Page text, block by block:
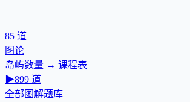
85 道
图论
岛屿数量 → 课程表
▶899 道
全部图解题库